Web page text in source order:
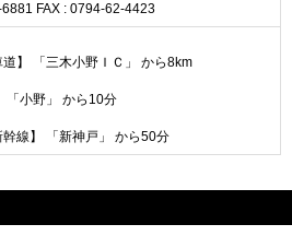
FAX : 0794-62-4423
道】 「三木小野ＩＣ」 から8km
「小野」 から10分
幹線】 「新神戸」 から50分